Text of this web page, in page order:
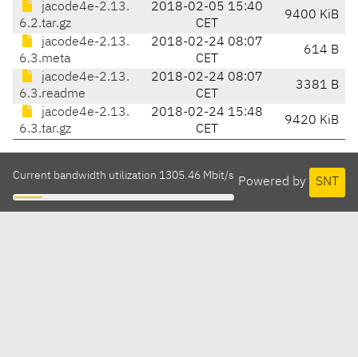
jacode4e-2.13.
6.2.tar.gz
2018-02-05 15:40
CET
9400 KiB
jacode4e-2.13.
6.3.meta
2018-02-24 08:07
CET
614 B
jacode4e-2.13.
6.3.readme
2018-02-24 08:07
CET
3381 B
jacode4e-2.13.
6.3.tar.gz
2018-02-24 15:48
CET
9420 KiB
Powered by SNT
Current bandwidth utilization 1305.46 Mbit/s